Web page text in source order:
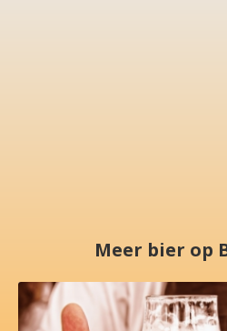
Meer bier op